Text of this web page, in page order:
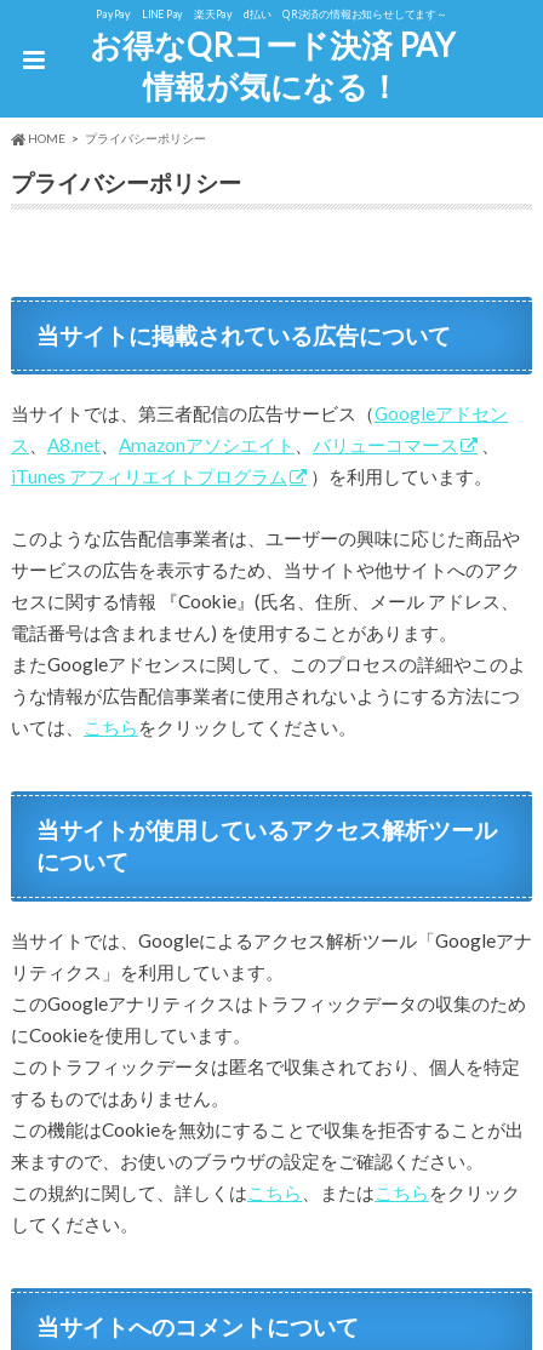
PayPay LINE Pay 楽天Pay d払い QR決済の情報お知らせしてます～
お得なQRコード決済 PAY
情報が気になる！
HOME プライバシーポリシー
プライバシーポリシー
当サイトに掲載されている広告について
当サイトでは、第三者配信の広告サービス（Googleアドセン
ス
A8.net、 Amazonアソシエイト バリューコマース
iTunes アフィリエイトプログラム
）を利用しています。
このような広告配信事業者は、ユーザーの興味に応じた商品や
サービスの広告を表示するため、当サイトや他サイトへのアク
セスに関する情報 『Cookie』(氏名、住所、メール アドレス、
電話番号は含まれません) を使用することがあります。
またGoogleアドセンスに関して、このプロセスの詳細やこのよ
うな情報が広告配信事業者に使用されないようにする方法につ
いては、
こちら をクリックしてください。
当サイトが使用しているアクセス解析ツール
について
当サイトでは、Googleによるアクセス解析ツール「Googleアナ
リティクス」を利用しています。
このGoogleアナリティクスはトラフィックデータの収集のため
にCookieを使用しています。
このトラフィックデータは匿名で収集されており、個人を特定
するものではありません。
この機能はCookieを無効にすることで収集を拒否することが出
来ますので、お使いのブラウザの設定をご確認ください。
この規約に関して、詳しくはこちら 、またはこちら をクリック
してください。
当サイトへのコメントについて